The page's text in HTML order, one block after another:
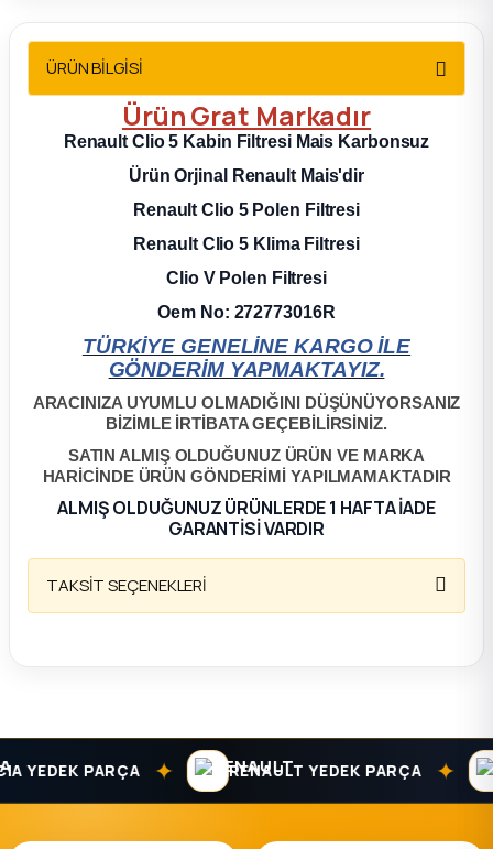
Sedan
ÜRÜN BİLGİSİ
Ürün Grat Markadır
Renault Clio 5 Kabin Filtresi Mais Karbonsuz
Ürün Orjinal Renault Mais'dir
Renault Clio 5 Polen Filtresi
Renault Clio 5 Klima Filtresi
Clio V Polen Filtresi
Oem No: 272773016R
TÜRKİYE GENELİNE KARGO İLE
GÖNDERİM YAPMAKTAYIZ.
ARACINIZA UYUMLU OLMADIĞINI DÜŞÜNÜYORSANIZ
BİZİMLE İRTİBATA GEÇEBİLİRSİNİZ.
SATIN ALMIŞ OLDUĞUNUZ ÜRÜN VE MARKA
HARİCİNDE ÜRÜN GÖNDERİMİ YAPILMAMAKTADIR
ALMIŞ OLDUĞUNUZ ÜRÜNLERDE 1 HAFTA İADE
GARANTİSİ VARDIR
TAKSİT SEÇENEKLERİ
YEDEK PARÇA ✦ RENAULT YEDEK PARÇA ✦